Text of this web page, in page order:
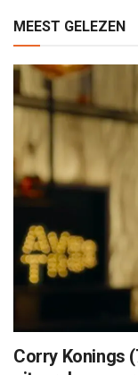
MEEST GELEZEN
Corry Konings